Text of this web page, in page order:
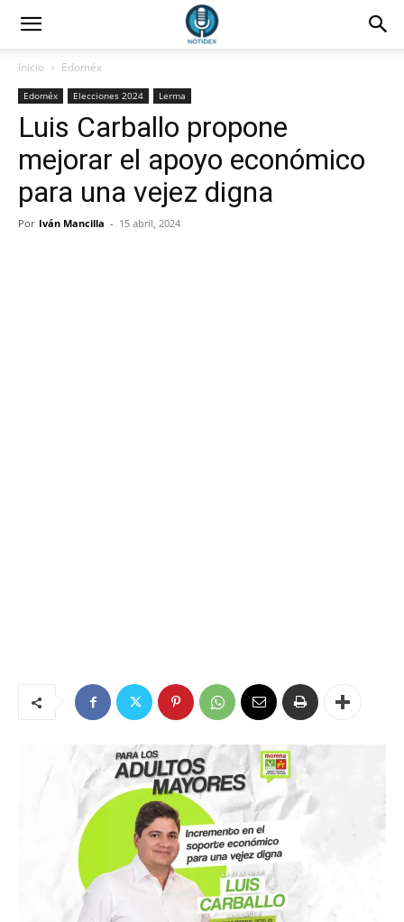
Inicio Edoméx
Edoméx Elecciones 2024 Lerma
Luis Carballo propone
mejorar el apoyo económico
para una vejez digna
Por Iván Mancilla - 15 abril, 2024